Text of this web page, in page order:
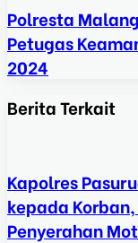
Polresta
Petugas
2024
Berita Terkait
Kapolres
kepada
Penyerahan